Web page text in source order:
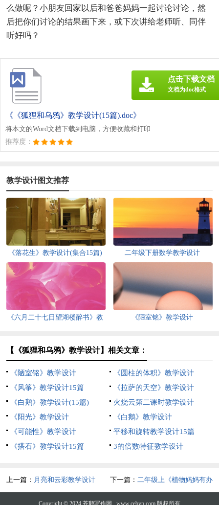
么做呢？小朋友回家以后和爸爸妈妈一起讨论讨论，然
后把你们讨论的结果画下来，或下次讲给老师听、同伴
听好吗？
《《狐狸和乌鸦》教学设计(15篇).doc》
将本文的Word文档下载到电脑，方便收藏和打印
推荐度：
点击下载文档
文档为doc格式
教学设计图文推荐
《落花生》教学设计(集合15篇) 二年级下册数学教学设计
《六月二十七日望湖楼醉书》教
《陋室铭》教学设计
【《狐狸和乌鸦》教学设计】相关文章：
《陋室铭》教学设计
《圆柱的体积》教学设计
《风筝》教学设计15篇
《拉萨的天空》教学设计
《白鹅》教学设计(15篇)
火烧云第二课时教学设计
《阳光》教学设计
《白鹅》教学设计
《可能性》教学设计
平移和旋转教学设计15篇
《搭石》教学设计15篇
3的倍数特征教学设计
上一篇： 月亮和云彩教学设计 下一篇： 二年级上《植物妈妈有办
Copyright © 2024 苍鹅写作网 www.cebyp.com 版权所有